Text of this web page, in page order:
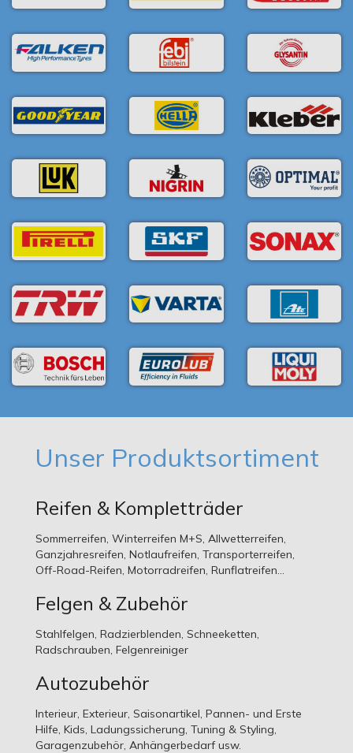
Unser Produktsortiment
Reifen & Kompletträder
Sommerreifen, Winterreifen M+S, Allwetterreifen,
Ganzjahresreifen, Notlaufreifen, Transporterreifen,
Off-Road-Reifen, Motorradreifen, Runflatreifen...
Felgen & Zubehör
Stahlfelgen, Radzierblenden, Schneeketten,
Radschrauben, Felgenreiniger
Autozubehör
Interieur, Exterieur, Saisonartikel, Pannen- und Erste
Hilfe, Kids, Ladungssicherung, Tuning & Styling,
Garagenzubehör, Anhängerbedarf usw.